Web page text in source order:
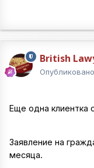
British
Опубликовано
Еще одна клиентка
Заявление на
месяца.